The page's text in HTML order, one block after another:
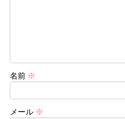
名前 ※
メール ※